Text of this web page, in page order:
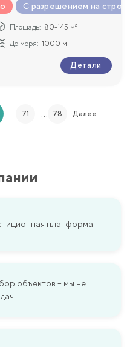
С разрешением на
Площадь: 80-145 м²
До моря: 1000 м
Детали
71 … 78 Далее
платформа
объектов – мы не